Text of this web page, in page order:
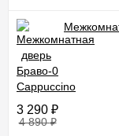
3 290 ₽
4 890₽